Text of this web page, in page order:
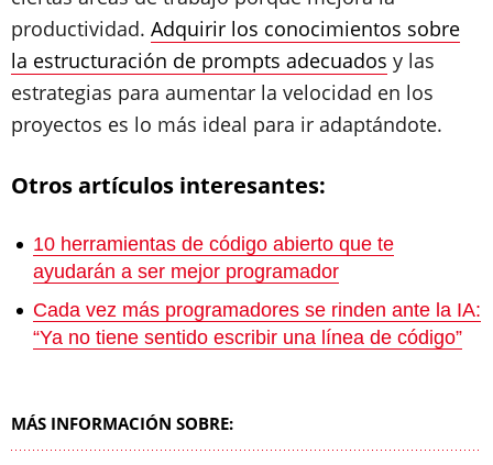
productividad. Adquirir los conocimientos sobre
la estructuración de prompts adecuados y las
estrategias para aumentar la velocidad en los
proyectos es lo más ideal para ir adaptándote.
Otros artículos interesantes:
10 herramientas de código abierto que te
ayudarán a ser mejor programador
Cada vez más programadores se rinden ante la IA:
“Ya no tiene sentido escribir una línea de código”
MÁS INFORMACIÓN SOBRE: